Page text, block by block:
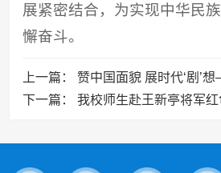
展紧密结合，为实现中华民
懈奋斗。
上一篇：
赞中国面貌 展时代‘剧’想——我校第十三
下一篇：
我校师生赴王新亭将军红色教育基地开